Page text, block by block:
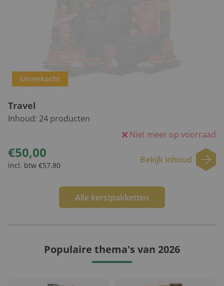
Uitverkocht
Travel
Inhoud: 24 producten
Niet meer op voorraad
€50,00
incl. btw €57,80
Bekijk inhoud
Alle kerstpakketten
Populaire thema's van 2026